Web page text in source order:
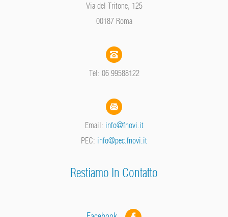
Via del Tritone, 125
00187 Roma
Tel: 06 99588122
Email: info@fnovi.it
PEC: info@pec.fnovi.it
Restiamo In Contatto